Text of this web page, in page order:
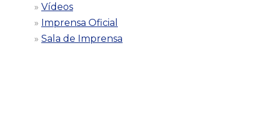
Vídeos
Imprensa Oficial
Sala de Imprensa